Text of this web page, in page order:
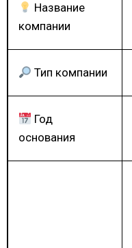
Название
компании
Тип компании
Год
основания